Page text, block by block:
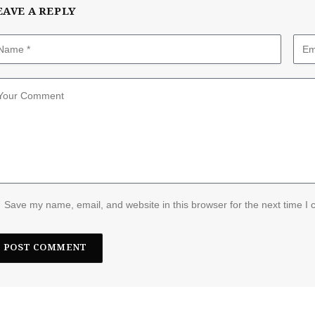
A REPLY
Save my name, email, and website in this browser for the next time I